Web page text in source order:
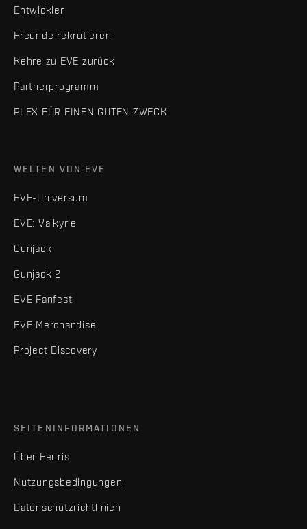
Entwickler
Freunde rekrutieren
Kehre zu EVE zurück
Partnerprogramm
PLEX FÜR EINEN GUTEN ZWECK
WELTEN VON EVE
EVE-Universum
EVE: Valkyrie
Gunjack
Gunjack 2
EVE Fanfest
EVE Merchandise
Project Discovery
SEITENINFORMATIONEN
Über Fenris
Nutzungsbedingungen
Datenschutzrichtlinien